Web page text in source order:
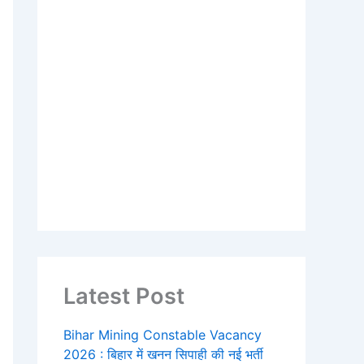
Latest Post
Bihar Mining Constable Vacancy
2026 : बिहार में खनन सिपाही की नई भर्ती